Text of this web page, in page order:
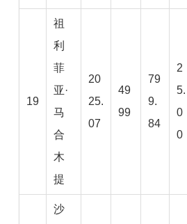
19
祖
利
菲
亚·
马
合
木
提
20
25.
07
49
99
79
9.
84
2
5.
0
0
沙